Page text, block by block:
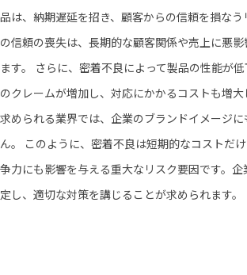
品は、納期遅延を招き、顧客からの信頼を損なう
の信頼の喪失は、長期的な顧客関係や売上に悪
ます。 さらに、密着不良によって製品の性能が
のクレームが増加し、対応にかかるコストも増
求められる業界では、企業のブランドイメージ
ん。 このように、密着不良は短期的なコストだ
争力にも影響を与える重大なリスク要因です。
定し、適切な対策を講じることが求められます。